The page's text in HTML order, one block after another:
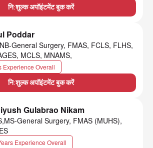
नि:शुल्क अपॉइंटमेंट बुक करें
Poddar
General Surgery, FMAS, FCLS, FLHS,
MCLS, MNAMS,
Experience Overall
नि:शुल्क अपॉइंटमेंट बुक करें
Gulabrao Nikam
General Surgery, FMAS (MUHS),
Experience Overall